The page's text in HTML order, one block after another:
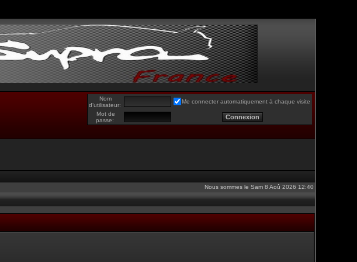
Nom
d’utilisateur:
Me connecter automatiquement à chaque visite
Mot de
passe:
Nous sommes le Sam 8 Aoû 2026 12:40